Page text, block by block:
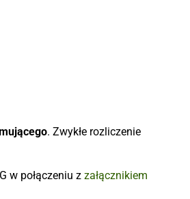
. Zwykłe rozliczenie
w połączeniu z załącznikiem